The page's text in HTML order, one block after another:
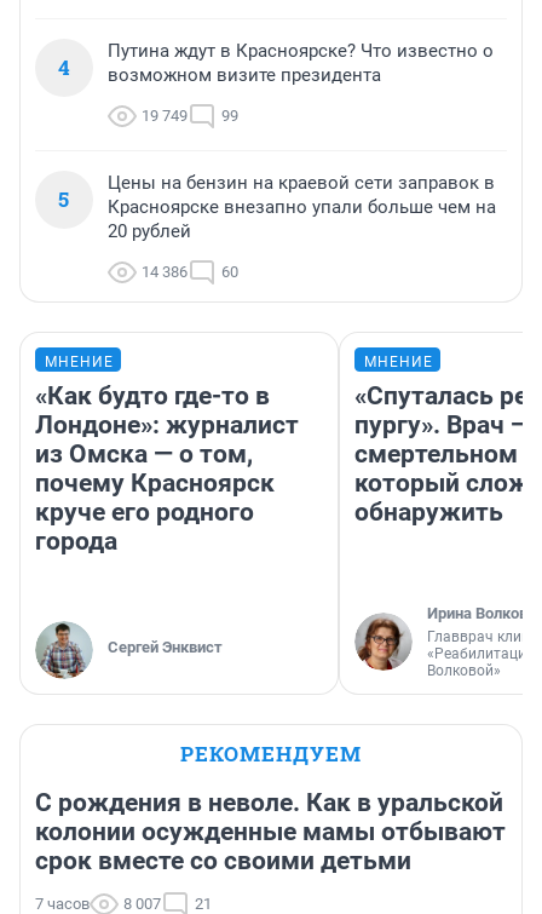
4
Путина ждут в Красноярске? Что известно о
возможном визите президента
19 749 99
5
Цены на бензин на краевой сети заправок в
Красноярске внезапно упали больше чем на
20 рублей
14 386 60
МНЕНИЕ
«Как будто где-то в
Лондоне»: журналист
из Омска — о том,
почему Красноярск
круче его родного
города
Сергей Энквист
МНЕНИЕ
«Спуталась
пургу». Врач —
смертельном
который
обнаружить
Ирина Волкова
Главврач
«Реабилитация
Волковой»
РЕКОМЕНДУЕМ
С рождения в неволе. Как в уральской
колонии осужденные мамы отбывают
срок вместе со своими детьми
7 часов 8 007 21